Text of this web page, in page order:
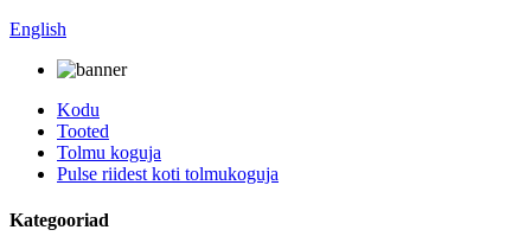
English
Kodu
Tooted
Tolmu koguja
Pulse riidest koti tolmukoguja
Kategooriad